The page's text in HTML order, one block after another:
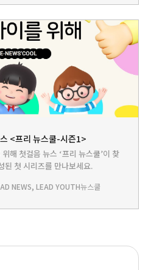
<프리 뉴스쿨-시즌1>
해 첫걸음 뉴스 ‘프리 뉴스쿨’이 찾
된 첫 시리즈를 만나보세요.
NEWS, LEAD YOUTH뉴스쿨